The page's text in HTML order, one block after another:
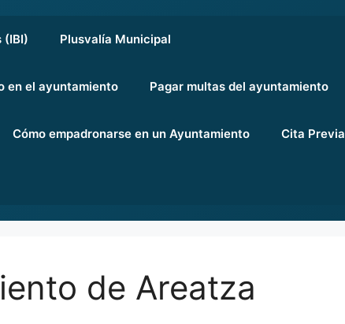
(IBI) Plusvalía Municipal
en el ayuntamiento Pagar multas del ayuntamiento
Cómo empadronarse en un Ayuntamiento Cita Previa
de Areatza